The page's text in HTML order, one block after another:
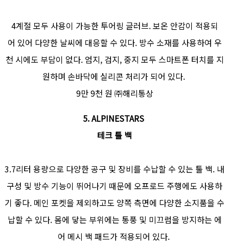
4계절 모두 사용이 가능한 투어링 글러브. 보온 안감이 적용되
어 있어 다양한 날씨에 대응할 수 있다. 방수 소재를 사용하여 우
천 시에도 부담이 없다. 엄지, 검지, 중지 모두 스마트폰 터치를 지
원하며 손바닥에 실리콘 처리가 되어 있다.
9만 9천 원 ㈜해리통상
5. ALPINESTARS
테크 툴 백
3.7리터 용량으로 다양한 공구 및 장비를 수납할 수 있는 툴 백. 내
구성 및 방수 기능이 뛰어나기 때문에 오프로드 주행에도 사용하
기 좋다. 메인 포켓을 제외하고도 양쪽 측면에 다양한 소지품을 수
납할 수 있다. 몸에 닿는 부위에는 통풍 및 미끄럼을 방지하는 에
어 메시 백 패드가 적용되어 있다.